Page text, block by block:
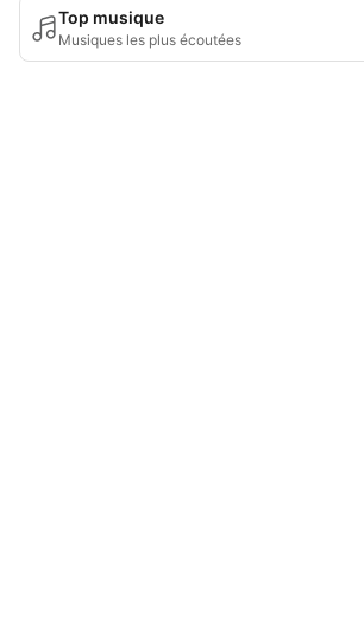
Top musique
Musiques les plus écoutées